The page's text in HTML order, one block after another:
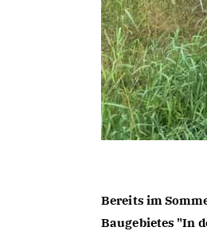
Bereits im
Baugebietes "In